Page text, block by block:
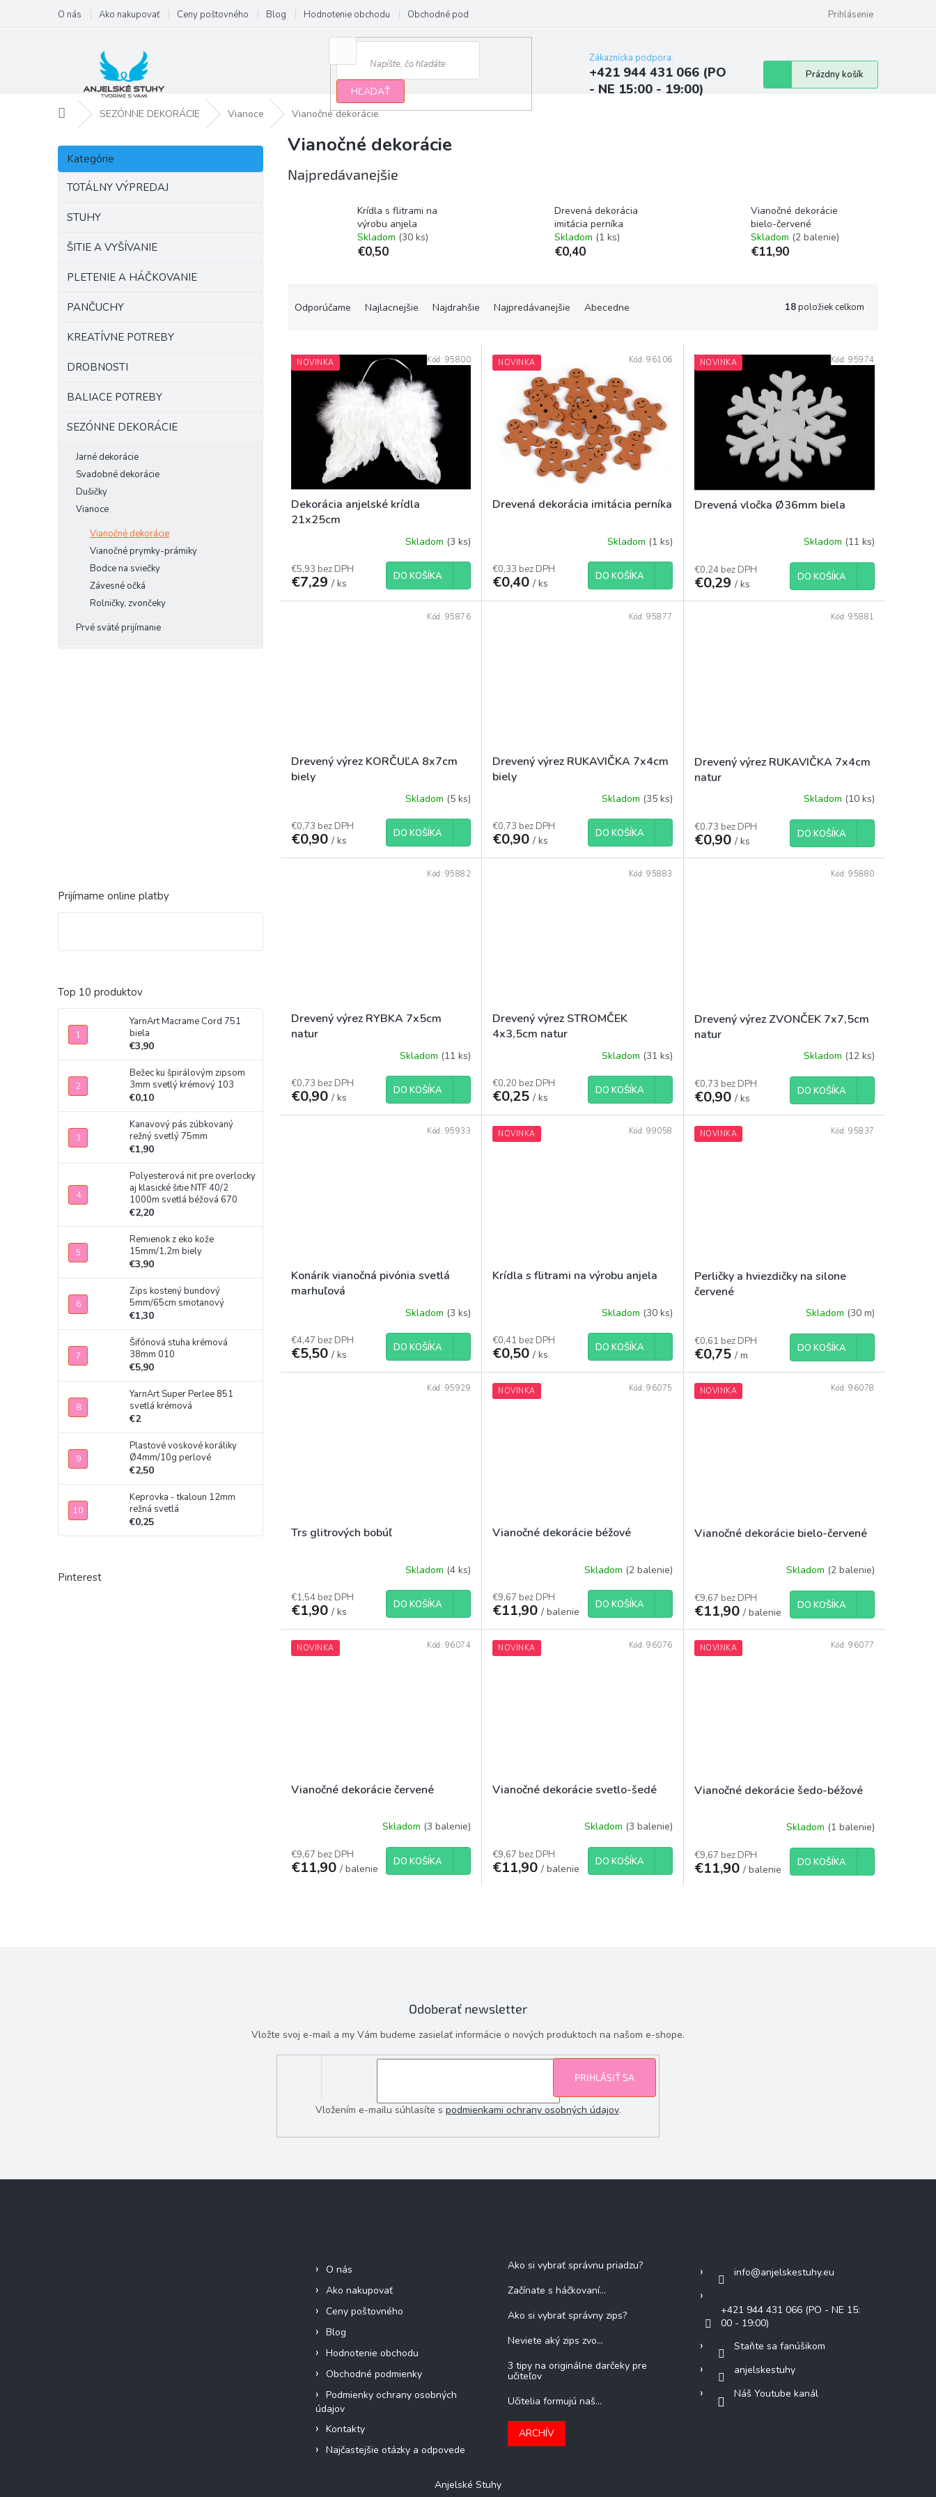
obsah
O nás Ako nakupovať Ceny poštovného Blog Hodnotenie obchodu Obchodné podmienky Najčastejšie otázky a odpovede
Prihlásenie
HĽADAŤ
Zákaznícka podpora:
+421 944 431 066 (PO
- NE 15:00 - 19:00)
Nákupný
košík
Prázdny košík
DomovSEZÓNNE DEKORÁCIE Vianoce Vianočné dekorácie
B
č
Preskočiť
kategórie
Kategórie
TOTÁLNY VÝPREDAJ
STUHY
ŠITIE A VYŠÍVANIE
PLETENIE A HÁČKOVANIE
PANČUCHY
KREATÍVNE POTREBY
DROBNOSTI
BALIACE POTREBY
SEZÓNNE DEKORÁCIE
Jarné dekorácie
Svadobné dekorácie
Dušičky
Vianoce
Vianočné dekorácie
Vianočné prymky-prámiky
Bodce na sviečky
Závesné očká
Rolničky, zvončeky
Prvé sväté prijímanie
Prijímame online platby
Top 10 produktov
YarnArt Macrame Cord 751
biela
€3,90
Bežec ku špirálovým zipsom
3mm svetlý krémový 103
€0,10
Kanavový pás zúbkovaný
režný svetlý 75mm
€1,90
Polyesterová niť pre overlocky
aj klasické šitie NTF 40/2
1000m svetlá béžová 670
€2,20
Remienok z eko kože
15mm/1,2m biely
€3,90
Zips kostený bundový
5mm/65cm smotanový
€1,30
Šifónová stuha krémová
38mm 010
€5,90
YarnArt Super Perlee 851
svetlá krémová
€2
Plastové voskové koráliky
Ø4mm/10g perlové
€2,50
Keprovka - tkaloun 12mm
režná svetlá
€0,25
Pinterest
Vianočné dekorácie
Najpredávanejšie
Krídla s flitrami na
výrobu anjela
Skladom (30 ks)
€0,50
Drevená dekorácia
imitácia perníka
Skladom (1 ks)
€0,40
Vianočné dekorácie
bielo-červené
Skladom (2 balenie)
€11,90
n
t
o
v
Odporúčame Najlacnejšie Najdrahšie Najpredávanejšie Abecedne 18položiek celkom
V
ý
u
k
t
NOVINKA
Dekorácia anjelské krídla
21x25cm
Skladom (3 ks)
€5,93 bez DPH
€7,29 / ks
DO KOŠÍKA
Kód: 95800 NOVINKA
Drevená dekorácia imitácia perníka
Skladom (1 ks)
€0,33 bez DPH
€0,40/ ks
DO KOŠÍKA
Kód:96106 NOVINKA
Drevená vločka Ø36mm biela
Skladom (11 ks)
€0,24 bez DPH
€0,29 / ks
DO KOŠÍKA
Kód:95974
Drevený výrez KORČUĽA 8x7cm
biely
Skladom (5 ks)
€0,73 bez DPH
€0,90 / ks
DO KOŠÍKA
Kód: 95876
Drevený výrez RUKAVIČKA 7x4cm
biely
Skladom (35 ks)
€0,73 bez DPH
€0,90/ ks
DO KOŠÍKA
Kód:95877
Drevený výrez RUKAVIČKA 7x4cm
natur
Skladom (10 ks)
€0,73 bez DPH
€0,90 / ks
DO KOŠÍKA
Kód:95881
Drevený výrez RYBKA 7x5cm
natur
Skladom (11 ks)
€0,73 bez DPH
€0,90 / ks
DO KOŠÍKA
Kód: 95882
Drevený výrez STROMČEK
4x3,5cm natur
Skladom (31 ks)
€0,20 bez DPH
€0,25/ ks
DO KOŠÍKA
Kód:95883
Drevený výrez ZVONČEK 7x7,5cm
natur
Skladom (12 ks)
€0,73 bez DPH
€0,90 / ks
DO KOŠÍKA
Kód:95880
Konárik vianočná pivónia svetlá
marhuľová
Skladom (3 ks)
€4,47 bez DPH
€5,50 / ks
DO KOŠÍKA
Kód: 95933 NOVINKA
Krídla s flitrami na výrobu anjela
Skladom (30 ks)
€0,41 bez DPH
€0,50/ ks
DO KOŠÍKA
Kód:99058 NOVINKA
Perličky a hviezdičky na silone
červené
Skladom (30 m)
€0,61 bez DPH
€0,75 / m
DO KOŠÍKA
Kód:95837
Trs glitrových bobúľ
Skladom (4 ks)
€1,54 bez DPH
€1,90 / ks
DO KOŠÍKA
Kód: 95929 NOVINKA
Vianočné dekorácie béžové
Skladom (2 balenie)
€9,67 bez DPH
€11,90/ balenie
DO KOŠÍKA
Kód:96075 NOVINKA
Vianočné dekorácie bielo-červené
Skladom (2 balenie)
€9,67 bez DPH
€11,90 / balenie
DO KOŠÍKA
Kód:96078
NOVINKA
Vianočné dekorácie červené
Skladom (3 balenie)
€9,67 bez DPH
€11,90 / balenie
DO KOŠÍKA
Kód: 96074 NOVINKA
Vianočné dekorácie svetlo-šedé
Skladom (3 balenie)
€9,67 bez DPH
€11,90/ balenie
DO KOŠÍKA
Kód:96076 NOVINKA
Vianočné dekorácie šedo-béžové
Skladom (1 balenie)
€9,67 bez DPH
€11,90 / balenie
DO KOŠÍKA
Kód:96077
á
r
k
y
ý
p
s
Odoberať newsletter
Vložte svoj e-mail a my Vám budeme zasielať informácie o nových produktoch na našom e-shope.
Vložením e-mailu súhlasíte s podmienkami ochrany osobných údajov.
PRIHLÁSIŤ SA
O nás
Ako nakupovať
Ceny poštovného
Blog
Hodnotenie obchodu
Obchodné podmienky
Podmienky ochrany osobných
údajov
Kontakty
Najčastejšie otázky a odpovede
Ako si vybrať správnu priadzu?
Začínate s háčkovaní...
Ako si vybrať správny zips?
Neviete aký zips zvo...
3 tipy na originálne darčeky pre
učiteľov
Učitelia formujú naš...
ARCHÍV
info@anjelskestuhy.eu
+421 944 431 066 (PO - NE 15:
00 - 19:00)
Staňte sa fanúšikom
anjelskestuhy
Náš Youtube kanál
Anjelské Stuhy